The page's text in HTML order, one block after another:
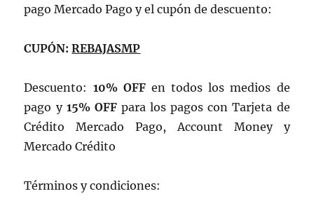
pago Mercado Pago y el cupón de descuento:
CUPÓN:REBAJASMP
Descuento: 10% OFFen todos los medios de
pago y 15% OFFpara los pagos con Tarjeta de
Crédito Mercado Pago, Account Money y
Mercado Crédito
Términos y condiciones: